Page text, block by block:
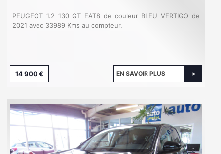
PEUGEOT 1.2 130 GT EAT8 de couleur BLEU VERTIGO de
2021 avec 33989 Kms au compteur.
14 900 € EN SAVOIR PLUS